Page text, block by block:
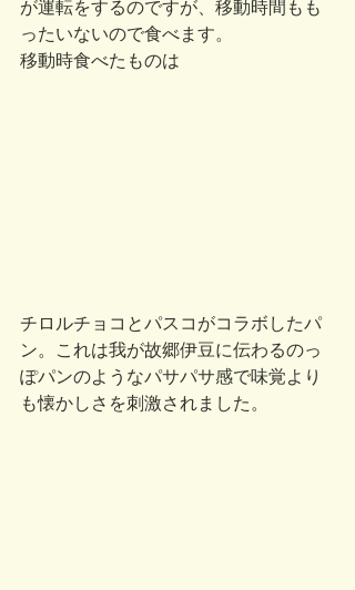
が運転をするのですが、移動時間もも
ったいないので食べます。
移動時食べたものは
チロルチョコとパスコがコラボしたパ
ン。これは我が故郷伊豆に伝わるのっ
ぽパンのようなパサパサ感で味覚より
も懐かしさを刺激されました。